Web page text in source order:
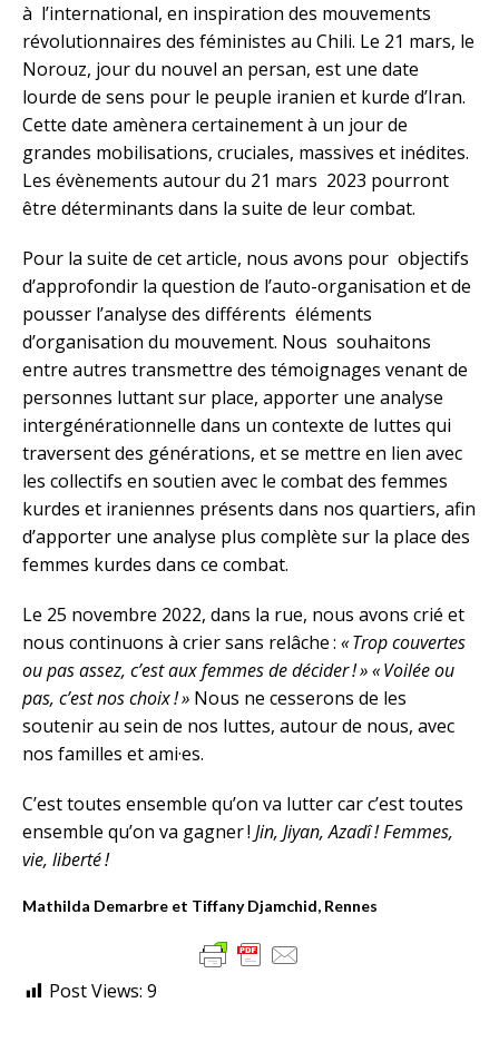
à l’international, en inspiration des mouvements
révolutionnaires des féministes au Chili. Le 21 mars, le
Norouz, jour du nouvel an persan, est une date
lourde de sens pour le peuple iranien et kurde d’Iran.
Cette date amènera certainement à un jour de
grandes mobilisations, cruciales, massives et inédites.
Les évènements autour du 21 mars 2023 pourront
être déterminants dans la suite de leur combat.
Pour la suite de cet article, nous avons pour objectifs
d’approfondir la question de l’auto-organisation et de
pousser l’analyse des différents éléments
d’organisation du mouvement. Nous souhaitons
entre autres transmettre des témoignages venant de
personnes luttant sur place, apporter une analyse
intergénérationnelle dans un contexte de luttes qui
traversent des générations, et se mettre en lien avec
les collectifs en soutien avec le combat des femmes
kurdes et iraniennes présents dans nos quartiers, afin
d’apporter une analyse plus complète sur la place des
femmes kurdes dans ce combat.
Le 25 novembre 2022, dans la rue, nous avons crié et
nous continuons à crier sans relâche : « Trop couvertes
ou pas assez, c’est aux femmes de décider ! » « Voilée ou
pas, c’est nos choix ! » Nous ne cesserons de les
soutenir au sein de nos luttes, autour de nous, avec
nos familles et ami·es.
C’est toutes ensemble qu’on va lutter car c’est toutes
ensemble qu’on va gagner ! Jin, Jiyan, Azadî ! Femmes,
vie, liberté !
Mathilda Demarbre et Tiffany Djamchid, Rennes
Post Views: 9